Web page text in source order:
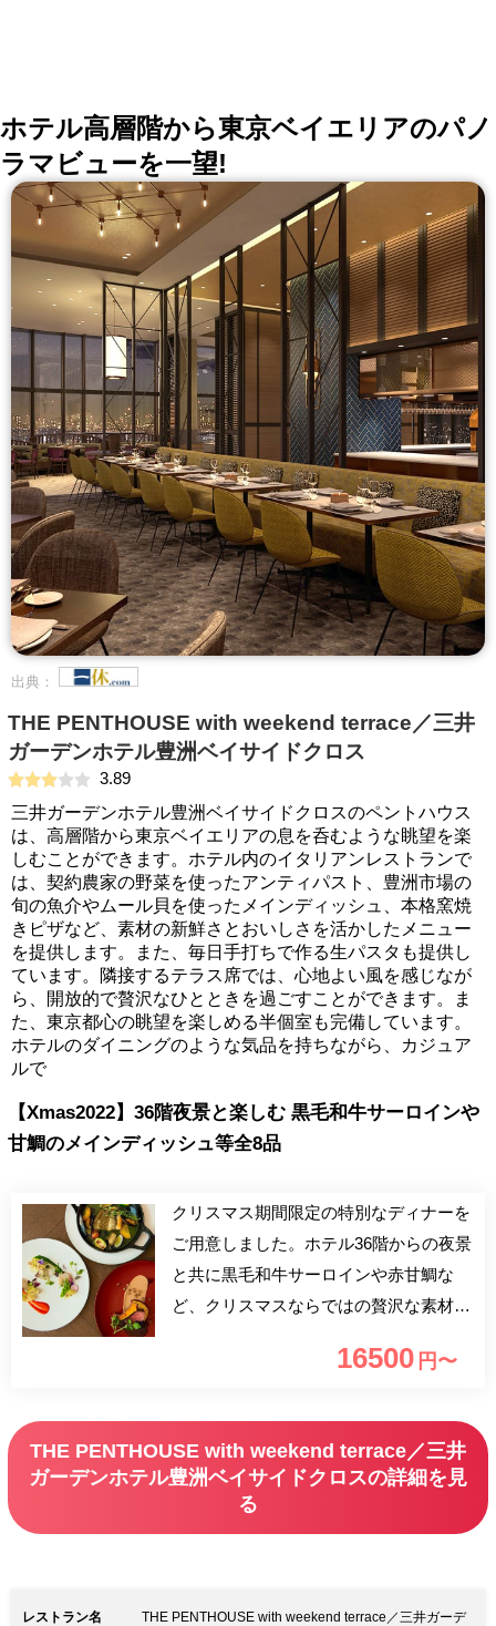
ホテル高層階から東京ベイエリアのパノ
ラマビューを一望!
出典：
THE PENTHOUSE with weekend terrace／三井
ガーデンホテル豊洲ベイサイドクロス
3.89
三井ガーデンホテル豊洲ベイサイドクロスのペントハウス
は、高層階から東京ベイエリアの息を呑むような眺望を楽
しむことができます。ホテル内のイタリアンレストランで
は、契約農家の野菜を使ったアンティパスト、豊洲市場の
旬の魚介やムール貝を使ったメインディッシュ、本格窯焼
きピザなど、素材の新鮮さとおいしさを活かしたメニュー
を提供します。また、毎日手打ちで作る生パスタも提供し
ています。隣接するテラス席では、心地よい風を感じなが
ら、開放的で贅沢なひとときを過ごすことができます。ま
た、東京都心の眺望を楽しめる半個室も完備しています。
ホテルのダイニングのような気品を持ちながら、カジュア
ルで
【Xmas2022】36階夜景と楽しむ 黒毛和牛サーロインや
甘鯛のメインディッシュ等全8品
クリスマス期間限定の特別なディナーを
ご用意しました。ホテル36階からの夜景
と共に黒毛和牛サーロインや赤甘鯛な
ど、クリスマスならではの贅沢な素材を
ただくプランです。 大切な方とかけが
【実施期間】 12月17日～26日 ※17日23
日は2部制、24日25日は4部制でのご案内
となります。 17日、23日/1部：17時00
3部：17時30分～19時30分
16500 円〜
THE PENTHOUSE with weekend terrace／三井
ガーデンホテル豊洲ベイサイドクロスの詳細を見
る
レストラン名
THE PENTHOUSE with weekend terrace／三井ガーデ